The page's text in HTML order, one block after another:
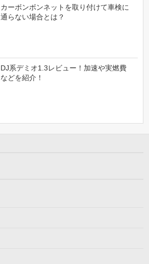
カーボンボンネットを取り付けて車検に
通らない場合とは？
DJ系デミオ1.3レビュー！加速や実燃費
などを紹介！